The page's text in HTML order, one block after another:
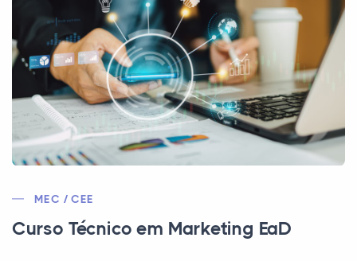
MEC / CEE
Curso Técnico em Marketing EaD